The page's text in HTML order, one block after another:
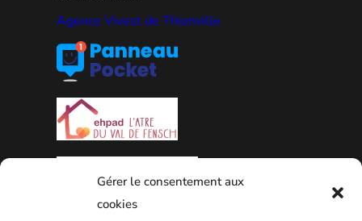
Gérer le consentement aux
cookies
Agence Vivest de Thionville